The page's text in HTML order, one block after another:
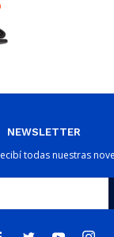
NEWSLETTER
todas nuestras